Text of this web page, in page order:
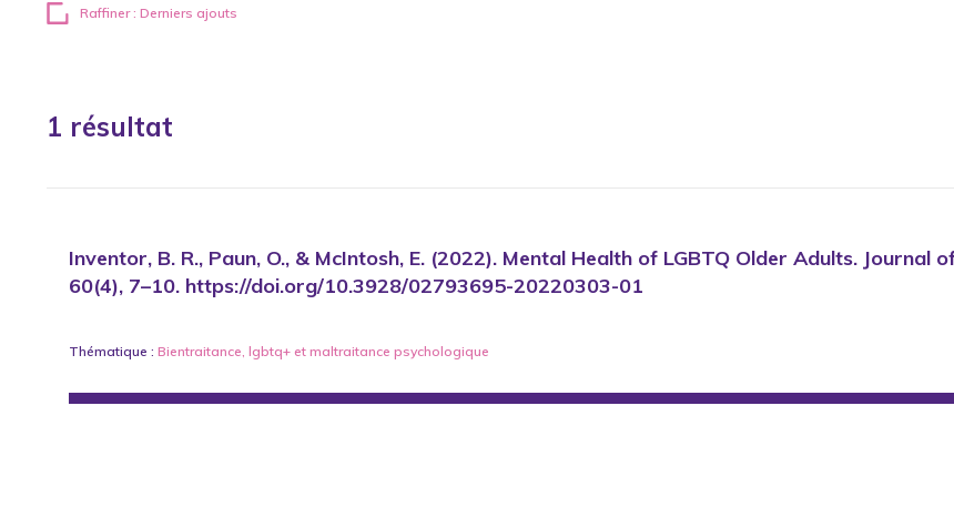
Raffiner : Derniers ajouts
1 résultat
Inventor, B. R., Paun, O., & McIntosh, E. (2022). Mental Health of LGBTQ Older Adults.
60(4), 7–10. https://doi.org/10.3928/02793695-20220303-01
Thématique : Bientraitance, lgbtq+ et maltraitance psychologique